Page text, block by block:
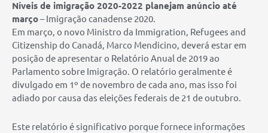
Níveis de imigração 2020-2022 planejam anúncio até
março– Imigração canadense 2020.
Em março, o novo Ministro da Immigration, Refugees and
Citizenship do Canadá, Marco Mendicino, deverá estar em
posição de apresentar o Relatório Anual de 2019 ao
Parlamento sobre Imigração. O relatório geralmente é
divulgado em 1º de novembro de cada ano, mas isso foi
adiado por causa das eleições federais de 21 de outubro.
Este relatório é significativo porque fornece informações